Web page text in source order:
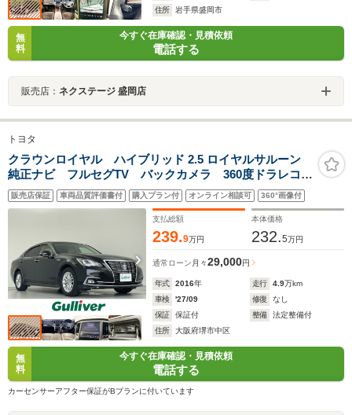
住所
岩手県盛岡市
無
料
今すぐ在庫確認・見積依頼
電話する
販売店： ネクステージ 盛岡店
トヨタ
クラウンロイヤル ハイブリッド 2.5 ロイヤルサルーン
純正ナビ フルセグTV バックカメラ 360度ドラレコ
ETC パワーシート LEDヘッドライト フォグラン
プ 純正16インチAW 純正フロアマット ドアバイザ
ー コンビハンドル パドルシフト 禁煙
販売店保証 車両品質評価書付 購入プラン付 オンライン相談可 360°画像付
支払総額
239.9万円
本体価格
232.5万円
通常ローン 月々29,000円
年式 2016年 走行 4.9万km
車検
'27/09 修復
なし
保証
保証付 整備
法定整備付
住所
大阪府堺市中区
無
料
今すぐ在庫確認・見積依頼
電話する
カーセンサーアフター保証がBプランに付いています